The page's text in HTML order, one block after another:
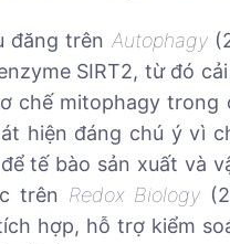
đăng trên Autophagy
SIRT2, từ đó
chế mitophagy
hiện đáng chú ý vì
tế bào sản xuất và
trên Redox Biology
hợp, hỗ trợ kiểm